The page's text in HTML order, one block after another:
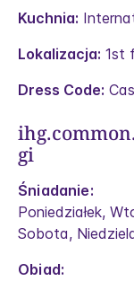
Kuchnia:
Lokalizacja: 1st
Dress Code:
gi
Śniadanie:
Poniedziałek,
Sobota,
Obiad: